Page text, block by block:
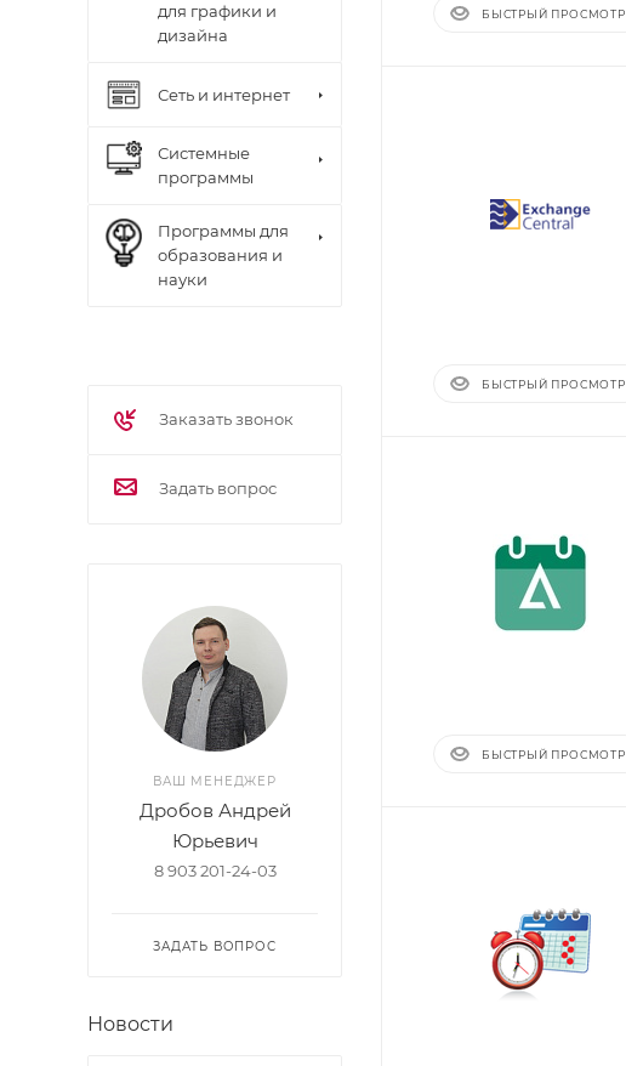
БЫСТРЫЙ ПРОСМОТР
БЫСТРЫЙ ПРОСМОТР
БЫСТРЫЙ ПРОСМОТР
для графики и
дизайна
Сеть и интернет
Системные
программы
Программы для
образования и
науки
Заказать звонок
Задать вопрос
ВАШ МЕНЕДЖЕР
Дробов Андрей
Юрьевич
8 903 201-24-03
ЗАДАТЬ ВОПРОС
Новости